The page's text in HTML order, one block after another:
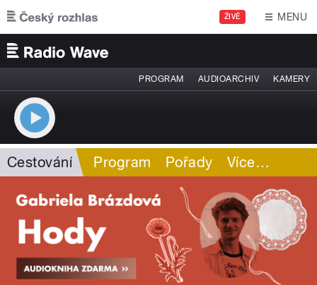
Přejít k hlavnímu obsahu
ŽIVĚ MENU
PROGRAM AUDIOARCHIV KAMERY
Cestování Program Pořady Více…